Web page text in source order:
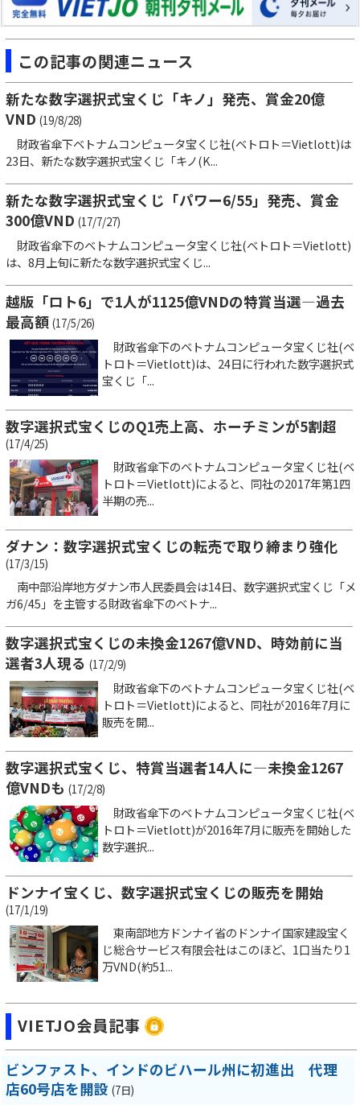
この記事の関連ニュース
新たな数字選択式宝くじ「キノ」発売、賞金20億
VND (19/8/28)
財政省傘下ベトナムコンピュータ宝くじ社(ベトロト＝Vietlott)は
23日、新たな数字選択式宝くじ「キノ(K...
新たな数字選択式宝くじ「パワー6/55」発売、賞金
300億VND (17/7/27)
財政省傘下のベトナムコンピュータ宝くじ社(ベトロト＝Vietlott)
は、8月上旬に新たな数字選択式宝くじ...
越版「ロト6」で1人が1125億VNDの特賞当選―過去
最高額 (17/5/26)
財政省傘下のベトナムコンピュータ宝くじ社(ベ
トロト＝Vietlott)は、24日に行われた数字選択式
宝くじ「...
数字選択式宝くじのQ1売上高、ホーチミンが5割超
(17/4/25)
財政省傘下のベトナムコンピュータ宝くじ社(ベ
トロト＝Vietlott)によると、同社の2017年第1四
半期の売...
ダナン：数字選択式宝くじの転売で取り締まり強化
(17/3/15)
南中部沿岸地方ダナン市人民委員会は14日、数字選択式宝くじ「メ
ガ6/45」を主管する財政省傘下のベトナ...
数字選択式宝くじの未換金1267億VND、時効前に当
選者3人現る (17/2/9)
財政省傘下のベトナムコンピュータ宝くじ社(ベ
トロト＝Vietlott)によると、同社が2016年7月に
販売を開...
数字選択式宝くじ、特賞当選者14人に―未換金1267
億VNDも (17/2/8)
財政省傘下のベトナムコンピュータ宝くじ社(ベ
トロト＝Vietlott)が2016年7月に販売を開始した
数字選択...
ドンナイ宝くじ、数字選択式宝くじの販売を開始
(17/1/19)
東南部地方ドンナイ省のドンナイ国家建設宝く
じ総合サービス有限会社はこのほど、1口当たり1
万VND(約51...
VIETJO会員記事
ビンファスト、インドのビハール州に初進出 代理
店60号店を開設 (7日)